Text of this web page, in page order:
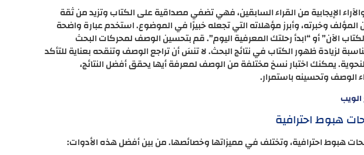
الإيجابية من القراء السابقين، فهي تضفي مصداقية على الكتاب وتزيد من ثقة
وخبرته، وأبرز مؤهلاته التي تجعله خبيرًا في الموضوع. استخدم عبارة واضحة
الآن” أو “ابدأ رحلتك المعرفية اليوم”. قم بتحسين الوصف لمحركات البحث
لزيادة ظهور الكتاب في نتائج البحث. لا تنسَ أن تراجع الوصف وتنقحه بعناية للتأكد
يمكنك اختبار نسخ مختلفة من الوصف لمعرفة أيها يحقق أفضل النتائج،
الوصف وتحسينه باستمرار.
هبوط احترافية
هبوط احترافية، وتختلف في مميزاتها وخصائصها. من بين أفضل هذه الأدوات: